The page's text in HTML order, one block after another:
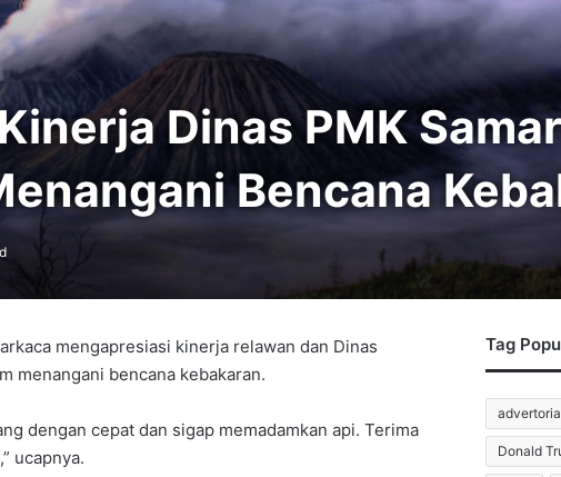
Dinas PMK
Bencana
mengapresiasi kinerja relawan dan Dinas
menangani bencana kebakaran.
dengan cepat dan sigap memadamkan api. Terima
ucapnya.
Tag
Donald